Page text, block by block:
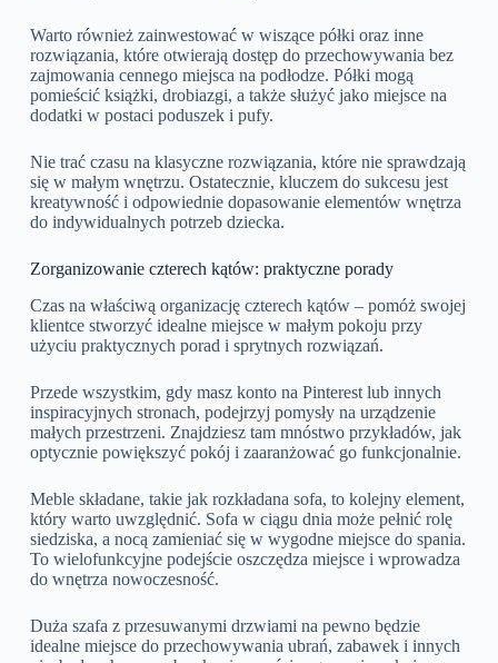
Warto również zainwestować w wiszące półki oraz inne
rozwiązania, które otwierają dostęp do przechowywania bez
zajmowania cennego miejsca na podłodze. Półki mogą
pomieścić książki, drobiazgi, a także służyć jako miejsce na
dodatki w postaci poduszek i pufy.
Nie trać czasu na klasyczne rozwiązania, które nie sprawdzają
się w małym wnętrzu. Ostatecznie, kluczem do sukcesu jest
kreatywność i odpowiednie dopasowanie elementów wnętrza
do indywidualnych potrzeb dziecka.
Zorganizowanie czterech kątów: praktyczne porady
Czas na właściwą organizację czterech kątów – pomóż swojej
klientce stworzyć idealne miejsce w małym pokoju przy
użyciu praktycznych porad i sprytnych rozwiązań.
Przede wszystkim, gdy masz konto na Pinterest lub innych
inspiracyjnych stronach, podejrzyj pomysły na urządzenie
małych przestrzeni. Znajdziesz tam mnóstwo przykładów, jak
optycznie powiększyć pokój i zaaranżować go funkcjonalnie.
Meble składane, takie jak rozkładana sofa, to kolejny element,
który warto uwzględnić. Sofa w ciągu dnia może pełnić rolę
siedziska, a nocą zamieniać się w wygodne miejsce do spania.
To wielofunkcyjne podejście oszczędza miejsce i wprowadza
do wnętrza nowoczesność.
Duża szafa z przesuwanymi drzwiami na pewno będzie
idealne miejsce do przechowywania ubrań, zabawek i innych